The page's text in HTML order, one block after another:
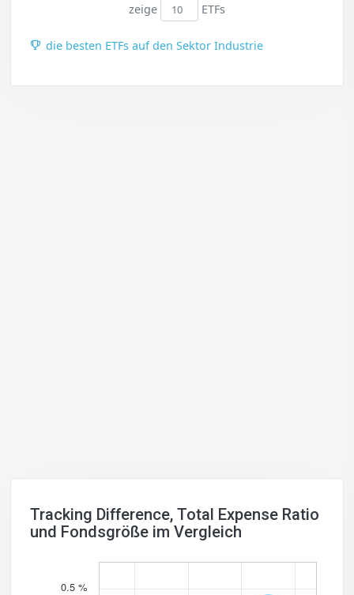
zeige ETFs
die besten ETFs auf den Sektor Industrie
Tracking Difference, Total Expense Ratio
und Fondsgröße im Vergleich
0.5 %